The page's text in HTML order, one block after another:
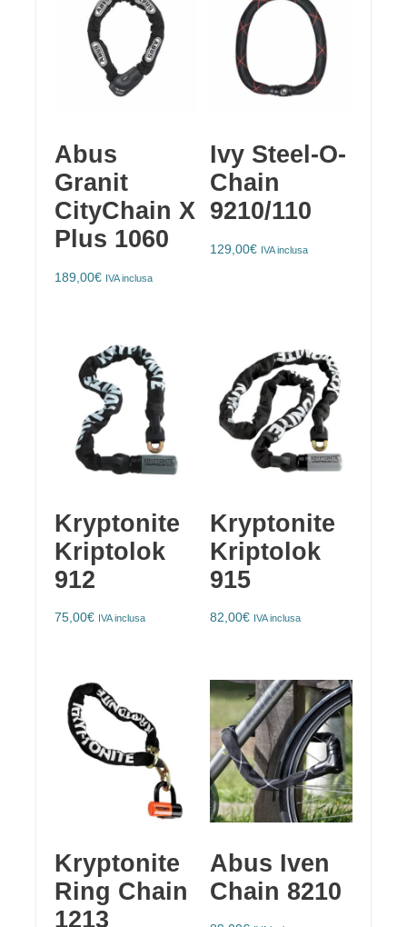
Abus
Granit
CityChain X
Plus 1060
189,00€ IVA inclusa
Ivy Steel-O-
Chain
9210/110
129,00€ IVA inclusa
Kryptonite
Kriptolok
912
75,00€ IVA inclusa
Kryptonite
Kriptolok
915
82,00€ IVA inclusa
Kryptonite
Ring Chain
1213
Abus Iven
Chain 8210